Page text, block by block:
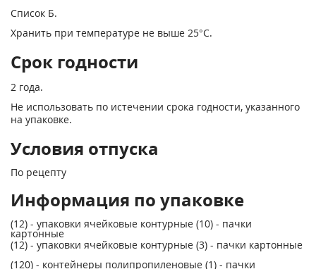
Список Б.
Хранить при температуре не выше 25°С.
Срок годности
2 года.
Не использовать по истечении срока годности, указанного
на упаковке.
Условия отпуска
По рецепту
Информация по упаковке
(12) - упаковки ячейковые контурные (10) - пачки
картонные
(12) - упаковки ячейковые контурные (3) - пачки картонные
(120) - контейнеры полипропиленовые (1) - пачки